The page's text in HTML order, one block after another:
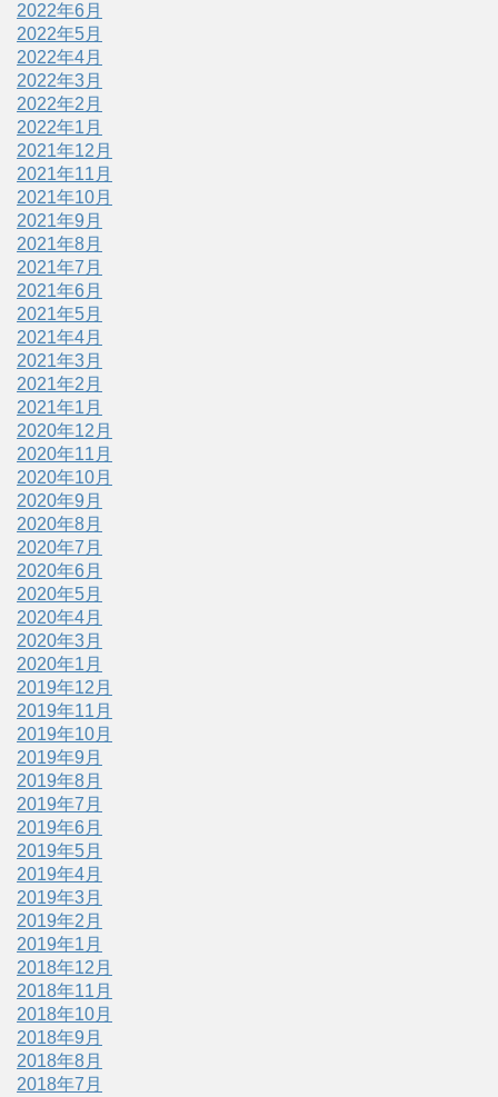
2022年6月
2022年5月
2022年4月
2022年3月
2022年2月
2022年1月
2021年12月
2021年11月
2021年10月
2021年9月
2021年8月
2021年7月
2021年6月
2021年5月
2021年4月
2021年3月
2021年2月
2021年1月
2020年12月
2020年11月
2020年10月
2020年9月
2020年8月
2020年7月
2020年6月
2020年5月
2020年4月
2020年3月
2020年1月
2019年12月
2019年11月
2019年10月
2019年9月
2019年8月
2019年7月
2019年6月
2019年5月
2019年4月
2019年3月
2019年2月
2019年1月
2018年12月
2018年11月
2018年10月
2018年9月
2018年8月
2018年7月